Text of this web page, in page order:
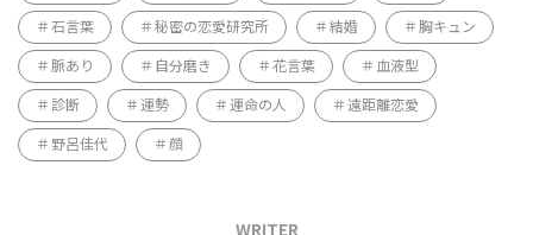
石言葉 秘密の恋愛研究所 結婚 胸キュン
脈あり 自分磨き 花言葉 血液型
診断 運勢 運命の人 遠距離恋愛
野呂佳代 顔